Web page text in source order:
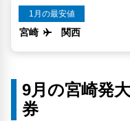
1月の最安値
宮崎 関西
9月の宮崎発
券